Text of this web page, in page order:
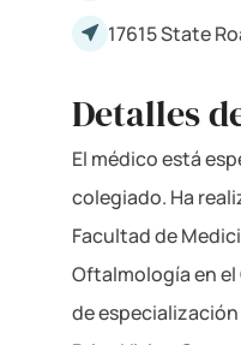
17615 State
Detalles
El médico está
colegiado. Ha
Facultad de
Oftalmología en el
de